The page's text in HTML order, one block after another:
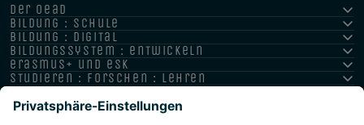
der oead
bildung : schule
bildung : digital
bildungssystem : entwickeln
erasmus+ und esk
studieren : forschen : lehren
hochschule : strategie : international